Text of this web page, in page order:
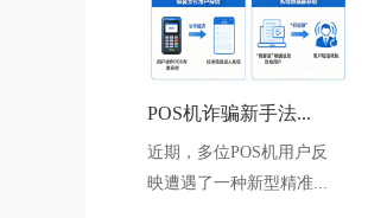
POS机诈骗新手法...
近期，多位POS机用户反
映遭遇了一种新型精准...